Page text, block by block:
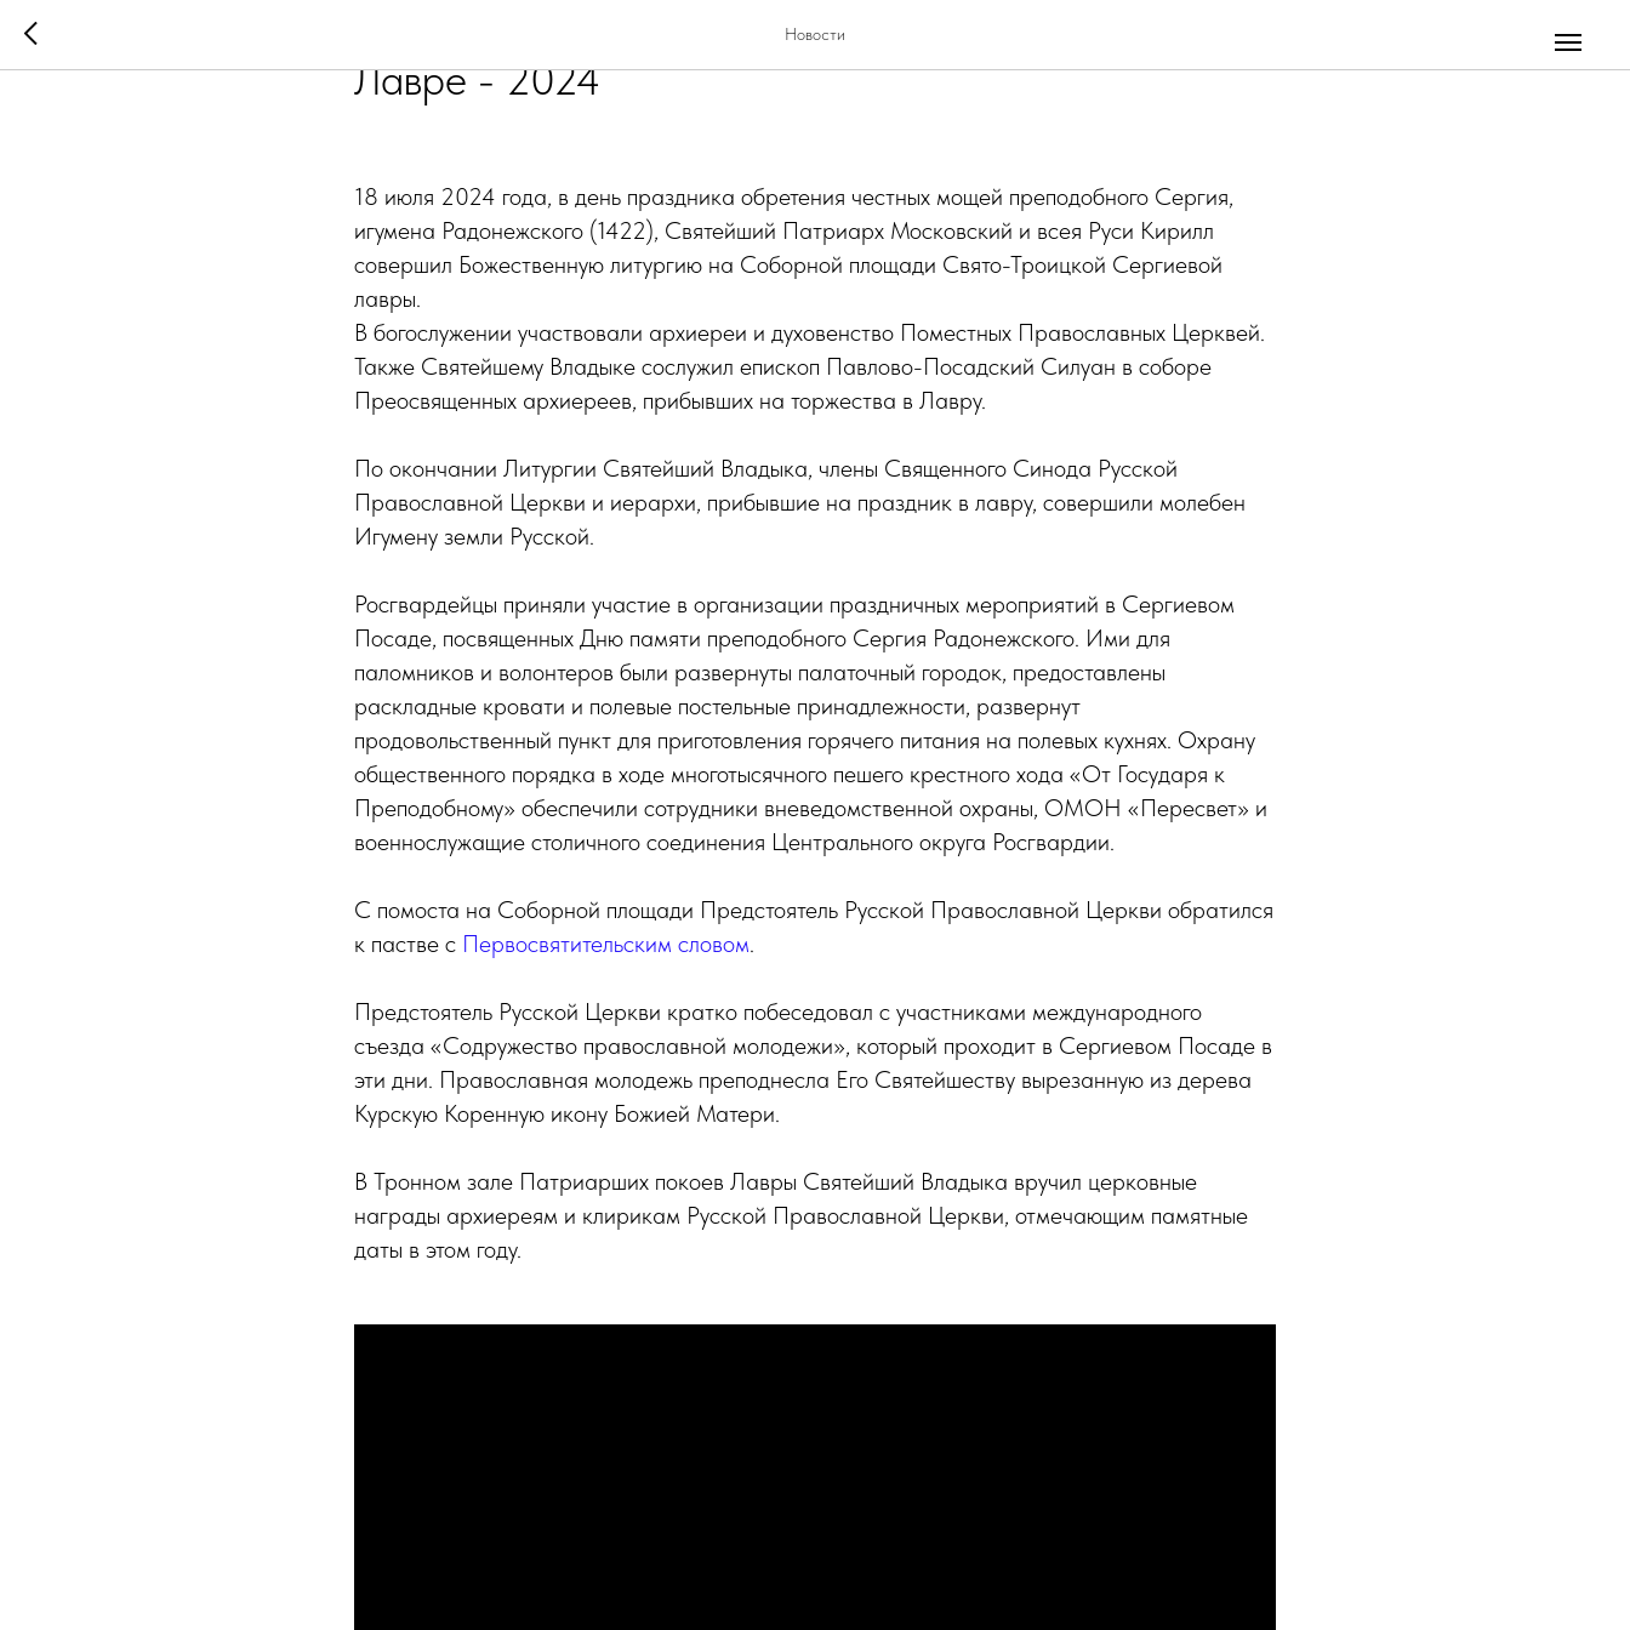
Новости
Божественная литургия в Троице-Сергиевой
Лавре - 2024
18 июля 2024 года, в день праздника обретения честных мощей преподобного Сергия,
игумена Радонежского (1422), Святейший Патриарх Московский и всея Руси Кирилл
совершил Божественную литургию на Соборной площади Свято-Троицкой Сергиевой
лавры.
В богослужении участвовали архиереи и духовенство Поместных Православных Церквей.
Также Святейшему Владыке сослужил епископ Павлово-Посадский Силуан в соборе
Преосвященных архиереев, прибывших на торжества в Лавру.
По окончании Литургии Святейший Владыка, члены Священного Синода Русской
Православной Церкви и иерархи, прибывшие на праздник в лавру, совершили молебен
Игумену земли Русской.
Росгвардейцы приняли участие в организации праздничных мероприятий в Сергиевом
Посаде, посвященных Дню памяти преподобного Сергия Радонежского. Ими для
паломников и волонтеров были развернуты палаточный городок, предоставлены
раскладные кровати и полевые постельные принадлежности, развернут
продовольственный пункт для приготовления горячего питания на полевых кухнях. Охрану
общественного порядка в ходе многотысячного пешего крестного хода «От Государя к
Преподобному» обеспечили сотрудники вневедомственной охраны, ОМОН «Пересвет» и
военнослужащие столичного соединения Центрального округа Росгвардии.
С помоста на Соборной площади Предстоятель Русской Православной Церкви обратился
к пастве с Первосвятительским словом.
Предстоятель Русской Церкви кратко побеседовал с участниками международного
съезда «Содружество православной молодежи», который проходит в Сергиевом Посаде в
эти дни. Православная молодежь преподнесла Его Святейшеству вырезанную из дерева
Курскую Коренную икону Божией Матери.
В Тронном зале Патриарших покоев Лавры Святейший Владыка вручил церковные
награды архиереям и клирикам Русской Православной Церкви, отмечающим памятные
даты в этом году.